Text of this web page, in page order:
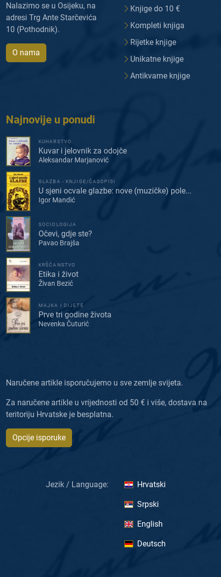
Nalazimo se u Osijeku, na
adresi Trg Ante Starčevića
10 (Pothodnik).
O nama
Knjige do 10 €
Kompleti knjiga
Rijetke knjige
Unikatne knjige
Antikvarne knjige
Najnovije u ponudi
KUHARSTVO
Kuvar i jelovnik za odojče
Aleksandar Marjanović
GLAZBA - KNJIGE/ČASOPISI
U sjeni ocvale glazbe: nove (muzičke) pole...
Igor Mandić
SOCIOLOGIJA
Očevi, gdje ste?
Pavao Brajša
KRŠĆANSTVO
Etika i život
Živan Bezić
MAJKA I DIJETE
Prve tri godine života
Nevenka Čuturić
Naručene artikle isporučujemo u sve zemlje svijeta.
Za naručene artikle u vrijednosti od 50 € i više, dostava na
teritoriju Hrvatske je besplatna.
Opcije isporuke
Jezik / Language: Hrvatski
Srpski
English
Deutsch